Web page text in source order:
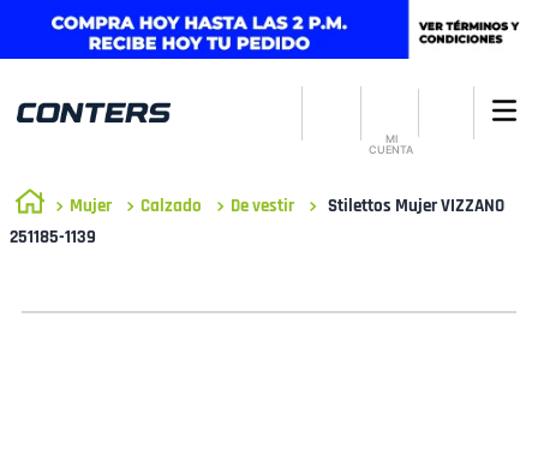
MI
CUENTA
Mujer Calzado De vestir
Stilettos Mujer VIZZANO
251185-1139